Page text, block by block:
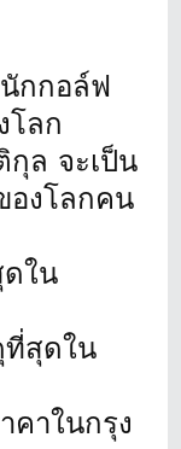
กกอล์ฟ
โลก
กุล จะเป็น
องโลกคน
ใน
สุดใน
าในกรุง